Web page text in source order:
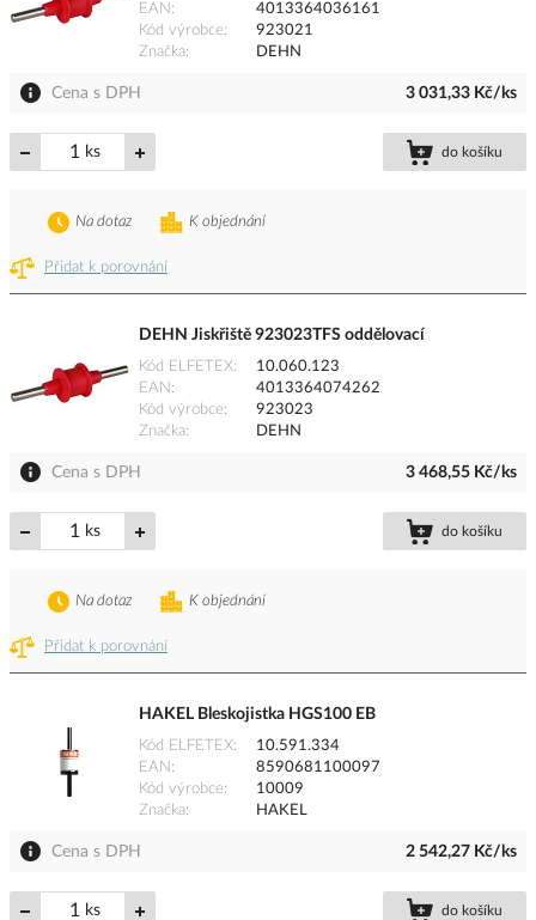
EAN
4013364036161
Kód výrobce
923021
Značka
DEHN
Cena s DPH 3 031,33 Kč/ks
ks do košíku
Přidat k porovnání
K objednání
Na dotaz
DEHN Jiskřiště 923023TFS oddělovací
Kód ELFETEX
10.060.123
EAN
4013364074262
Kód výrobce
923023
Značka
DEHN
Cena s DPH 3 468,55 Kč/ks
ks do košíku
Přidat k porovnání
K objednání
Na dotaz
HAKEL Bleskojistka HGS100 EB
Kód ELFETEX
10.591.334
EAN
8590681100097
Kód výrobce
10009
Značka
HAKEL
Cena s DPH 2 542,27 Kč/ks
ks do košíku